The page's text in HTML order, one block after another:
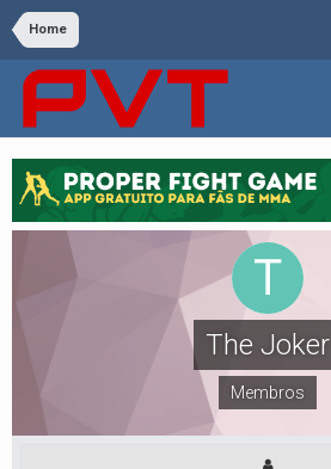
Home
The Joker
Membros